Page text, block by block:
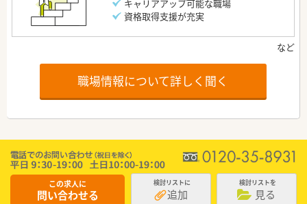
キャリアアップ可能な職場
資格取得支援が充実
職場情報について詳しく聞く
この求人に
問い合わせる
検討リストに
追加
検討リストを
見る